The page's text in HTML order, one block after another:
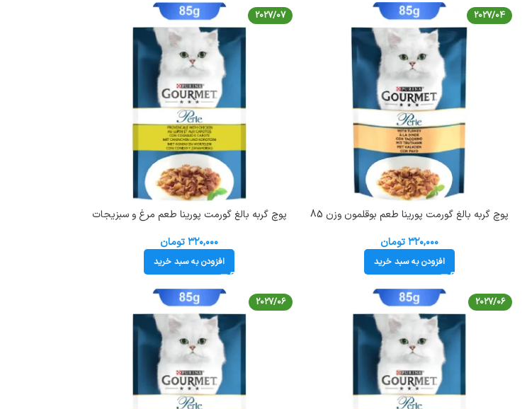
2027/04
پوچ گربه بالغ گورمت پورینا طعم بوقلمون وزن 85
۳۲۰,۰۰۰ تومان
افزودن به سبد خرید
2027/07
پوچ گربه بالغ گورمت پورینا طعم مرغ و سبزیجات
۳۲۰,۰۰۰ تومان
افزودن به سبد خرید
2027/06
2027/06